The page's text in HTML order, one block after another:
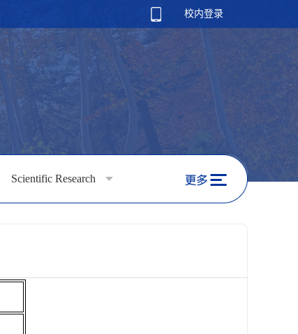
校内登录
Scientific Research